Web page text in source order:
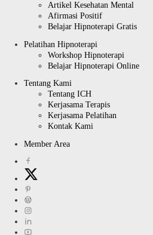
Artikel Kesehatan Mental
Afirmasi Positif
Belajar Hipnoterapi Gratis
Pelatihan Hipnoterapi
Workshop Hipnoterapi
Belajar Hipnoterapi Online
Tentang Kami
Tentang ICH
Kerjasama Terapis
Kerjasama Pelatihan
Kontak Kami
Member Area